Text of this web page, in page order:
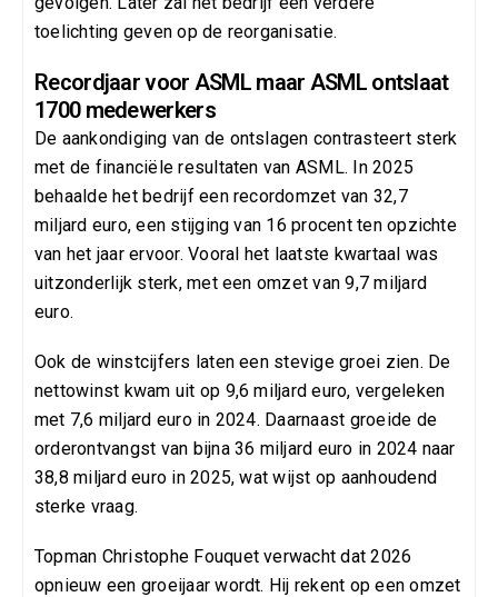
toelichting geven op de reorganisatie.
Recordjaar voor ASML maar ASML ontslaat
1700 medewerkers
De aankondiging van de ontslagen contrasteert sterk
met de financiële resultaten van ASML. In 2025
behaalde het bedrijf een recordomzet van 32,7
miljard euro, een stijging van 16 procent ten opzichte
van het jaar ervoor. Vooral het laatste kwartaal was
uitzonderlijk sterk, met een omzet van 9,7 miljard
euro.
Ook de winstcijfers laten een stevige groei zien. De
nettowinst kwam uit op 9,6 miljard euro, vergeleken
met 7,6 miljard euro in 2024. Daarnaast groeide de
orderontvangst van bijna 36 miljard euro in 2024 naar
38,8 miljard euro in 2025, wat wijst op aanhoudend
sterke vraag.
Topman Christophe Fouquet verwacht dat 2026
opnieuw een groeijaar wordt. Hij rekent op een omzet